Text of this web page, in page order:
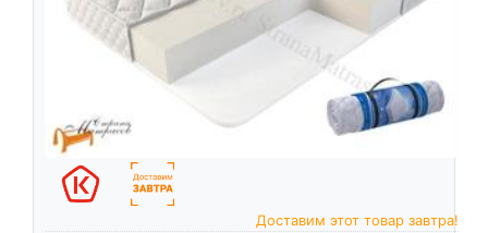
Доставим этот товар завтра!